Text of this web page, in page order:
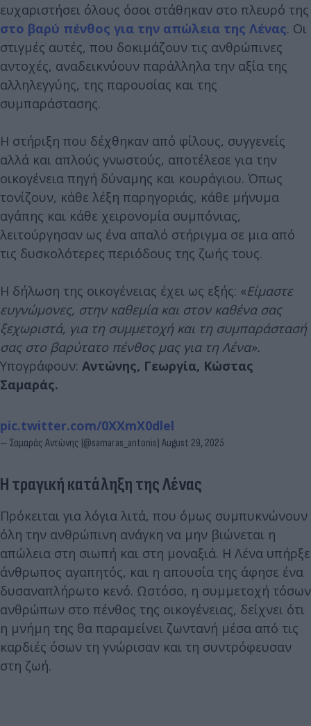
ευχαριστήσει όλους όσοι στάθηκαν στο πλευρό της
στο βαρύ πένθος για την απώλεια της Λένας. Οι
στιγμές αυτές, που δοκιμάζουν τις ανθρώπινες
αντοχές, αναδεικνύουν παράλληλα την αξία της
αλληλεγγύης, της παρουσίας και της
συμπαράστασης.
Η στήριξη που δέχθηκαν από φίλους, συγγενείς
αλλά και απλούς γνωστούς, αποτέλεσε για την
οικογένεια πηγή δύναμης και κουράγιου. Όπως
τονίζουν, κάθε λέξη παρηγοριάς, κάθε μήνυμα
αγάπης και κάθε χειρονομία συμπόνιας,
λειτούργησαν ως ένα απαλό στήριγμα σε μια από
τις δυσκολότερες περιόδους της ζωής τους.
Η δήλωση της οικογένειας έχει ως εξής: «Είμαστε
ευγνώμονες, στην καθεμία και στον καθένα σας
ξεχωριστά, για τη συμμετοχή και τη συμπαράστασή
σας στο βαρύτατο πένθος μας για τη Λένα».
Υπογράφουν: Αντώνης, Γεωργία, Κώστας
Σαμαράς.
pic.twitter.com/0XXmX0dlel
— Σαμαράς Αντώνης (@samaras_antonis) August 29, 2025
H τραγική κατάληξη της Λένας
Πρόκειται για λόγια λιτά, που όμως συμπυκνώνουν
όλη την ανθρώπινη ανάγκη να μην βιώνεται η
απώλεια στη σιωπή και στη μοναξιά. Η Λένα υπήρξε
άνθρωπος αγαπητός, και η απουσία της άφησε ένα
δυσαναπλήρωτο κενό. Ωστόσο, η συμμετοχή τόσων
ανθρώπων στο πένθος της οικογένειας, δείχνει ότι
η μνήμη της θα παραμείνει ζωντανή μέσα από τις
καρδιές όσων τη γνώρισαν και τη συντρόφευσαν
στη ζωή.